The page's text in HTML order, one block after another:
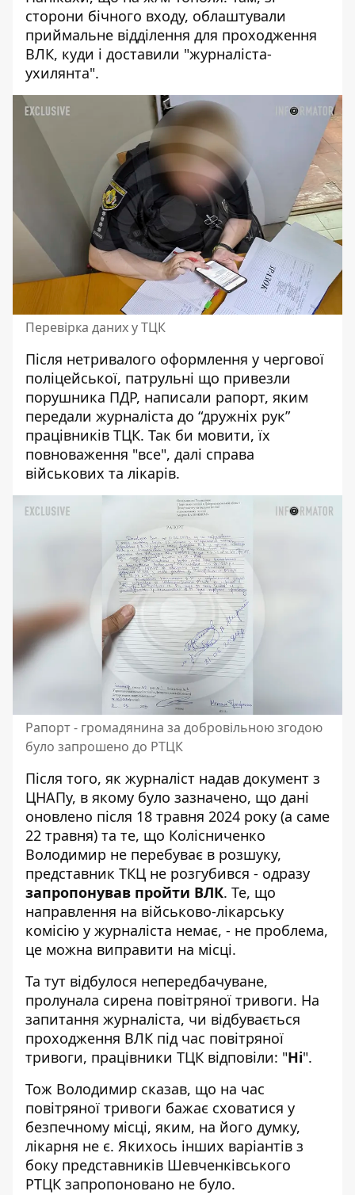
сторони бічного входу, облаштували
приймальне відділення для проходження
ВЛК, куди і доставили "журналіста-
ухилянта".
Перевірка даних у ТЦК
Після нетривалого оформлення у чергової
поліцейської, патрульні що привезли
порушника ПДР, написали рапорт, яким
передали журналіста до “дружніх рук”
працівників ТЦК. Так би мовити, їх
повноваження "все", далі справа
військових та лікарів.
Рапорт - громадянина за добровільною згодою
було запрошено до РТЦК
Після того, як журналіст надав документ з
ЦНАПу, в якому було зазначено, що дані
оновлено після 18 травня 2024 року (а саме
22 травня) та те, що Колісниченко
Володимир не перебуває в розшуку,
представник ТКЦ не розгубився - одразу
запропонував пройти ВЛК. Те, що
направлення на військово-лікарську
комісію у журналіста немає, - не проблема,
це можна виправити на місці.
Та тут відбулося непередбачуване,
пролунала сирена повітряної тривоги. На
запитання журналіста, чи відбувається
проходження ВЛК під час повітряної
тривоги, працівники ТЦК відповіли: "Ні".
Тож Володимир сказав, що на час
повітряної тривоги бажає сховатися у
безпечному місці, яким, на його думку,
лікарня не є. Якихось інших варіантів з
боку представників Шевченківського
РТЦК запропоновано не було.